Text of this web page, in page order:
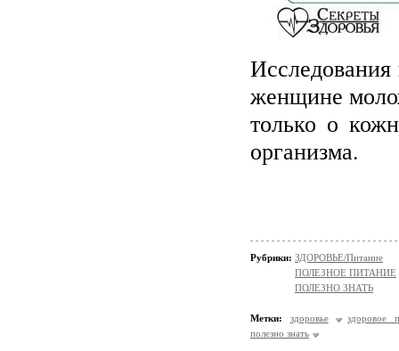
Исследования
женщине
только о
организма.
Рубрики: ЗДОРОВЬЕ/Питание
ПОЛЕЗНОЕ ПИТАНИЕ
ПОЛЕЗНО ЗНАТЬ
Метки: здоровье
здоровое
полезно знать